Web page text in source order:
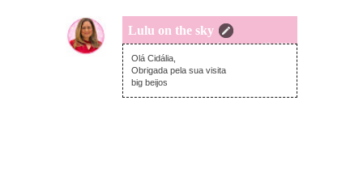
Lulu on the sky
domingo, agosto 02, 2020
Olá Cidália,
Obrigada pela sua visita
big beijos